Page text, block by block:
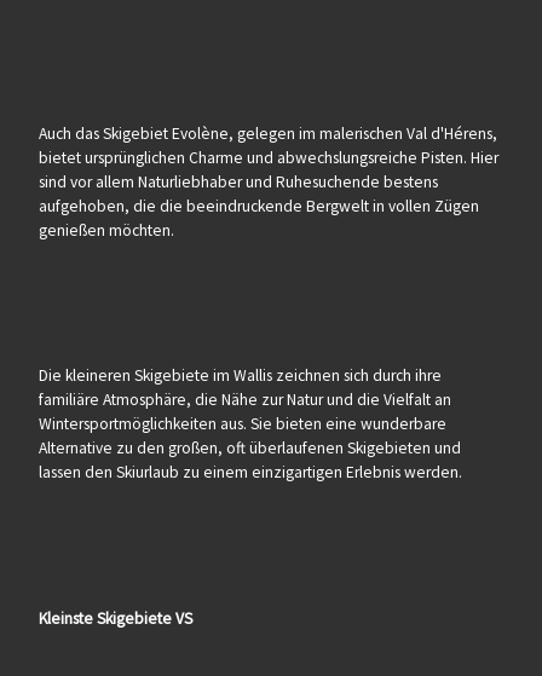
Auch das Skigebiet Evolène, gelegen im malerischen Val d'Hérens,
bietet ursprünglichen Charme und abwechslungsreiche Pisten. Hier
sind vor allem Naturliebhaber und Ruhesuchende bestens
aufgehoben, die die beeindruckende Bergwelt in vollen Zügen
genießen möchten.
Die kleineren Skigebiete im Wallis zeichnen sich durch ihre
familiäre Atmosphäre, die Nähe zur Natur und die Vielfalt an
Wintersportmöglichkeiten aus. Sie bieten eine wunderbare
Alternative zu den großen, oft überlaufenen Skigebieten und
lassen den Skiurlaub zu einem einzigartigen Erlebnis werden.
Kleinste Skigebiete VS